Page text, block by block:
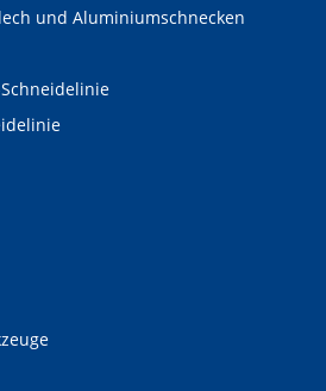
und Aluminiumschnecken